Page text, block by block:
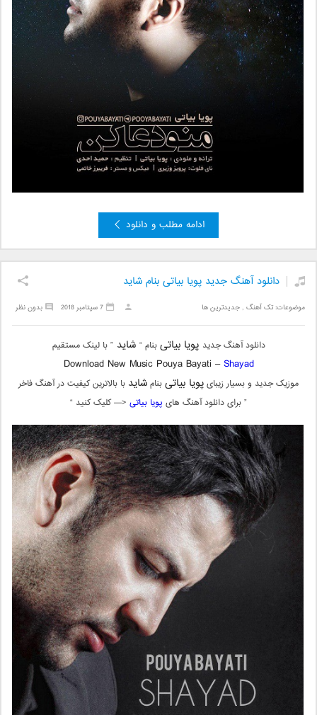
ادامه مطلب و دانلود
دانلود آهنگ جدید پویا بیاتی بنام شاید
موضوعات:تک آهنگ ,جدیدترین ها بدون نظر 7 سپتامبر 2018
دانلود آهنگ جدید پویا بیاتیبنام “ شاید” با لینک مستقیم
Download New Music Pouya Bayati –Shayad
موزیک جدید و بسیار زیبایپویا بیاتیبنامشاید با بالاترین کیفیت در آهنگ فاخر
” برای دانلود آهنگ های پویا بیاتی <— کلیک کنید “